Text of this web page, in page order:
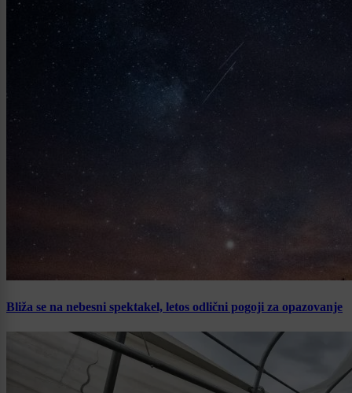
Bliža se na nebesni spektakel, letos odlični pogoji za opazovanje